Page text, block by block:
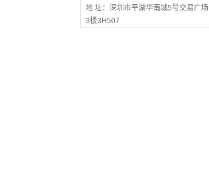
地 址：深圳市平湖华南城5号交易广场
3楼3H507